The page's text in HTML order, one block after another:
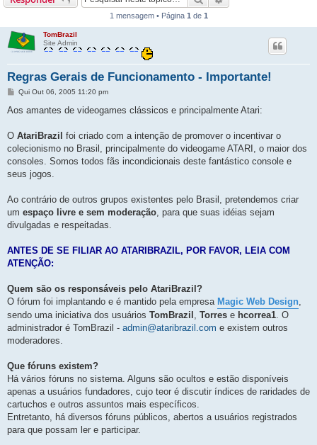
1 mensagem • Página 1 de 1
TomBrazil
Site Admin
Regras Gerais de Funcionamento - Importante!
M
n
g
m
Qui Out 06, 2005 11:20 pm
Aos amantes de videogames clássicos e principalmente Atari:
O AtariBrazil foi criado com a intenção de promover o incentivar o
colecionismo no Brasil, principalmente do videogame ATARI, o maior dos
consoles. Somos todos fãs incondicionais deste fantástico console e
seus jogos.
Ao contrário de outros grupos existentes pelo Brasil, pretendemos criar
um espaço livre e sem moderação , para que suas idéias sejam
divulgadas e respeitadas.
ANTES DE SE FILIAR AO ATARIBRAZIL, POR FAVOR, LEIA COM
ATENÇÃO:
Quem são os responsáveis pelo AtariBrazil?
O fórum foi implantando e é mantido pela empresa Magic Web Design
sendo uma iniciativa dos usuários TomBrazil Torres e hcorrea1 . O
administrador é TomBrazil - admin@ataribrazil.com e existem outros
moderadores.
Que fóruns existem?
Há vários fóruns no sistema. Alguns são ocultos e estão disponíveis
apenas a usuários fundadores, cujo teor é discutir índices de raridades de
cartuchos e outros assuntos mais específicos.
Entretanto, há diversos fóruns públicos, abertos a usuários registrados
para que possam ler e participar.